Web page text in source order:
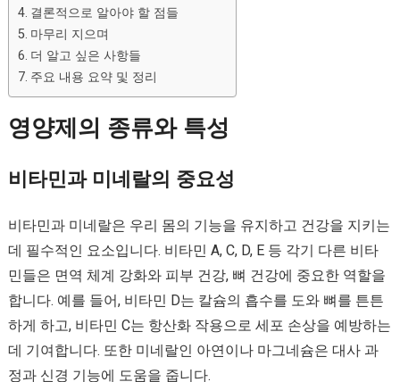
결론적으로 알아야 할 점들
마무리 지으며
더 알고 싶은 사항들
주요 내용 요약 및 정리
영양제의 종류와 특성
비타민과 미네랄의 중요성
비타민과 미네랄은 우리 몸의 기능을 유지하고 건강을 지키는
데 필수적인 요소입니다. 비타민 A, C, D, E 등 각기 다른 비타
민들은 면역 체계 강화와 피부 건강, 뼈 건강에 중요한 역할을
합니다. 예를 들어, 비타민 D는 칼슘의 흡수를 도와 뼈를 튼튼
하게 하고, 비타민 C는 항산화 작용으로 세포 손상을 예방하는
데 기여합니다. 또한 미네랄인 아연이나 마그네슘은 대사 과
정과 신경 기능에 도움을 줍니다.